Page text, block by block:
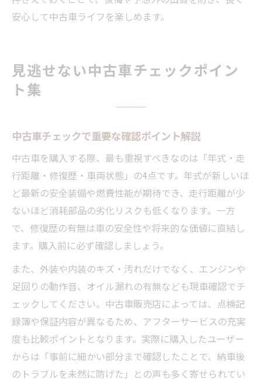
安心して中古車ライフを楽しめます。
見逃せない中古車チェックポイン
ト集
中古車チェックで重要な確認ポイント解説
中古車を購入する際、最も重視すべきなのは「年式・走
行距離・修復歴・車両状態」の4点です。年式が新しいほ
ど最新の安全装備や燃費性能が期待でき、走行距離が少
ないほど消耗部品の劣化リスクも低くなります。一方
で、修復歴の有無は車の安全性や将来的な価値に直結し
ます。購入前に必ず確認しましょう。
また、外装や内装のキズ・汚れだけでなく、エンジンや
足回りの動作音、オイル漏れの有無なども現車確認でチ
ェックしてください。中古車販売店によっては、点検記
録簿や保証内容が異なるため、アフターサービスの充実
度も比較ポイントとなります。実際に購入したユーザー
からは「事前に細かい部分まで確認したことで、納車後
のトラブルを未然に防げた」との声も多く寄せられてい